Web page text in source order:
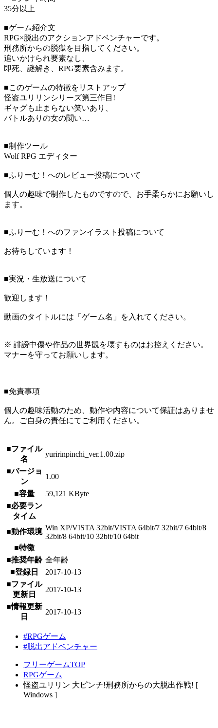
35分以上
■ゲーム紹介文
RPG×脱出のアクションアドベンチャーです。
刑務所からの脱獄を目指してください。
追いかけられ要素なし、
即死、謎解き、RPG要素含みます。
■このゲームの特徴をリストアップ
怪盗ユリリンシリーズ第三作目!
ギャグも止まらない笑いあり、
バトルありの女の闘い…
■制作ツール
Wolf RPG エディター
■ふりーむ！へのレビュー投稿について
個人の趣味で制作したものですので、お手柔らかにお願いし
ます。
■ふりーむ！へのファンイラスト投稿について
お待ちしています！
■実況・生放送について
歓迎します！
動画のタイトルには「ゲーム名」を入れてください。
※ 誹謗中傷や作品の世界観を壊すものはお控えください。
マナーを守ってお願いします。
■免責事項
個人の趣味活動のため、動作や内容について保証はありませ
ん。ご自身の責任にてご利用ください。
■ファイル
名
yuririnpinchi_ver.1.00.zip
■バージョ
ン
1.00
■容量
59,121 KByte
■必要ラン
タイム
■動作環境 Win XP/VISTA 32bit/VISTA 64bit/7 32bit/7 64bit/8
32bit/8 64bit/10 32bit/10 64bit
■特徴
■推奨年齢 全年齢
■登録日
2017-10-13
■ファイル
更新日
2017-10-13
■情報更新
日
2017-10-13
#RPGゲーム
#脱出アドベンチャー
フリーゲームTOP
RPGゲーム
怪盗ユリリン 大ピンチ!刑務所からの大脱出作戦! [
Windows ]